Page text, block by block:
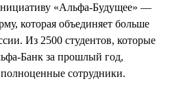
«Альфа-Будущее» —
которая объединяет больше
Из 2500 студентов, которые
Банк за прошлый год,
полноценные сотрудники.